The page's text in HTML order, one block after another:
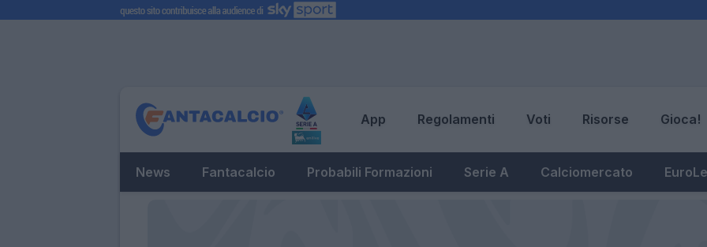
App Regolamenti Voti Risorse Gioca!
News Fantacalcio Probabili Formazioni Serie A Calciomercato